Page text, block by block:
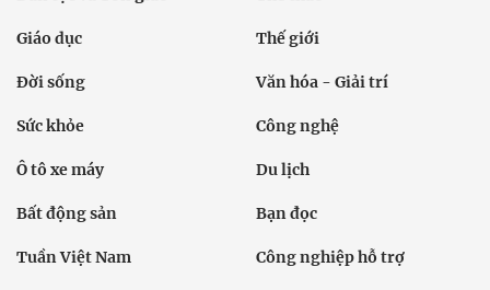
Giáo dục Thế giới
Đời sống Văn hóa - Giải trí
Sức khỏe Công nghệ
Ô tô xe máy Du lịch
Bất động sản Bạn đọc
Tuần Việt Nam Công nghiệp hỗ trợ